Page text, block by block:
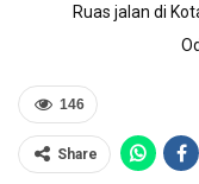
Ruas jalan di
146
Share